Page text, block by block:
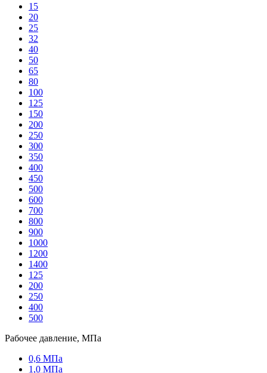
15
20
25
32
40
50
65
80
100
125
150
200
250
300
350
400
450
500
600
700
800
900
1000
1200
1400
125
200
250
400
500
Рабочее давление, МПа
0,6 МПа
1,0 МПа